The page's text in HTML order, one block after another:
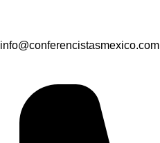
info@conferencistasmexico.com